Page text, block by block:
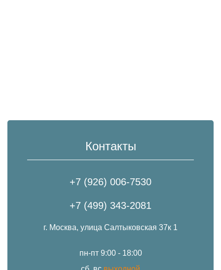
Контакты
+7 (926) 006-7530
+7 (499) 343-2081
г. Москва, улица Салтыковская 37к 1
пн-пт 9:00 - 18:00